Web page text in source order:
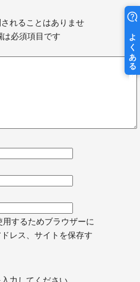
れることはありませ
必須項目です
するためブラウザーに
レス、サイトを保存す
力してください。